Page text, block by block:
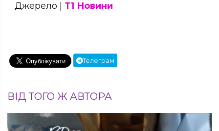
Джерело | Т1 Новини
Телеграм
ВІД ТОГО Ж АВТОРА